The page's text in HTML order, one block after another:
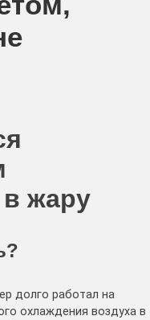
жару
долго работал на
охлаждения воздуха в